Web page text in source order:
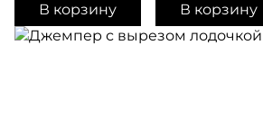
В корзину В корзину